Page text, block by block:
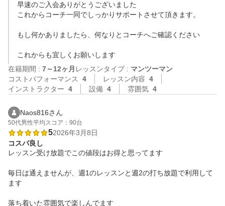
早速のご入会ありがとうございました
これからコーチ一同でしっかりサポートさせて頂きます。
もし何かありましたら、何なりとコーチへご確認ください
これからも宜しくお願いします
在籍期間 : 7～12ヶ月 レッスンタイプ : マンツーマン
コストパフォーマンス
4 レッスン内容 4
インストラクター 4 設備 4 雰囲気 4
Naos816さん
50代男性平均スコア：90台
52026年3月8日
コスパ良し
レッスン受け放題でこの値段はお得と思ってます
毎日は通えませんが、週1のレッスンと週2の打ち放題で利用して
ます
落ち着いた雰囲気で楽しんでます